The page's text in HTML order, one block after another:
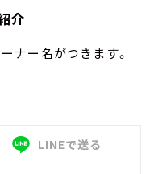
介
ナー名がつきます。
LINEで送る